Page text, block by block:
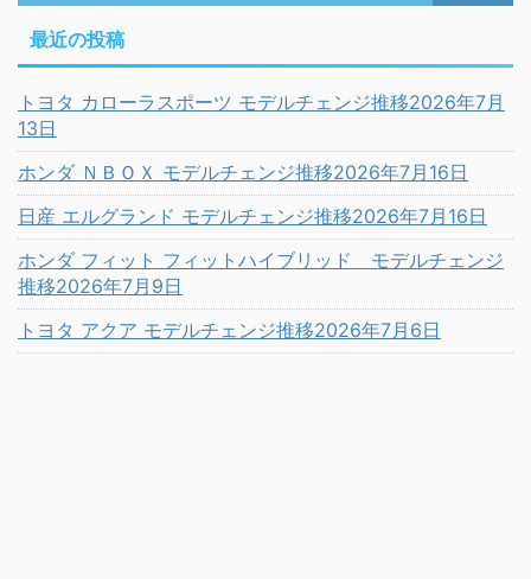
最近の投稿
トヨタ カローラスポーツ モデルチェンジ推移2026年7月
13日
ホンダ ＮＢＯＸ モデルチェンジ推移2026年7月16日
日産 エルグランド モデルチェンジ推移2026年7月16日
ホンダ フィット フィットハイブリッド モデルチェンジ
推移2026年7月9日
トヨタ アクア モデルチェンジ推移2026年7月6日